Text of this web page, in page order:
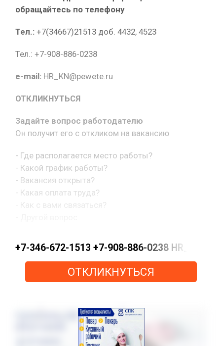
обращайтесь по телефону
Тел.: +7(34667)21513 доб. 4432, 4523
Тел.: +7-908-886-0238
e-mail: HR_KN@pewete.ru
ОТКЛИКНУТЬСЯ
Задайте вопрос работодателю
Он получит его с откликом на вакансию
- Где располагается место работы?
- Какой график работы?
- Вакансия открыта?
- Какая оплата труда?
+7-346-672-1513 +7-908-886-0238
ОТКЛИКНУТЬСЯ